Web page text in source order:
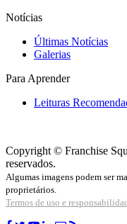
Notícias
Últimas Notícias
Galerias
Para Aprender
Leituras
Copyright © Franchise
reservados.
Algumas imagens podem ser
proprietários.
Termos de uso e